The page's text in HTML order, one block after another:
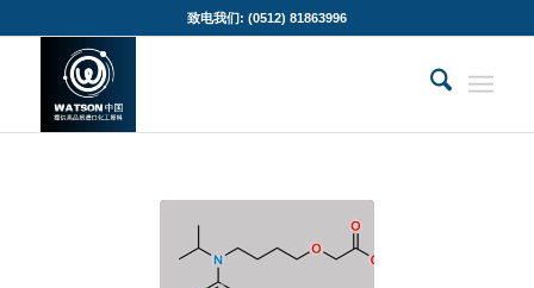
致电我们: (0512) 81863996